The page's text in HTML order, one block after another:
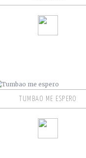
TUMBAO ME ESPERO